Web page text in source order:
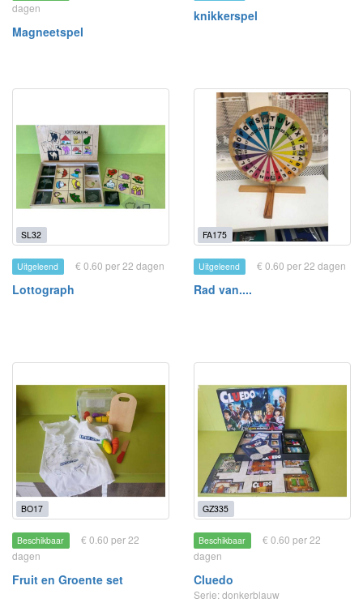
dagen
Magneetspel
knikkerspel
SL32
Uitgeleend € 0.60 per 22 dagen
Lottograph
FA175
Uitgeleend € 0.60 per 22 dagen
Rad van....
BO17
Beschikbaar
€ 0.60 per 22
dagen
Fruit en Groente set
GZ335
Beschikbaar
€ 0.60 per 22
dagen
Cluedo
Serie: donkerblauw